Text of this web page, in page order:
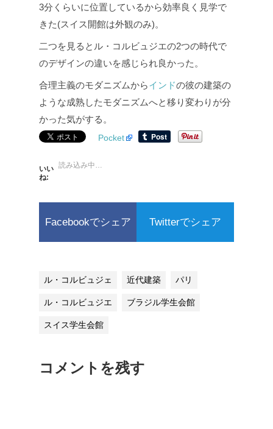
3分くらいに位置しているから効率良く見学で
きた(スイス開館は外観のみ)。
二つを見るとル・コルビュジエの2つの時代で
のデザインの違いを感じられ良かった。
合理主義のモダニズムからインドの彼の建築の
ような成熟したモダニズムへと移り変わりが分
かった気がする。
Pocket
いい
ね:
読み込み中…
Facebookでシェア Twitterでシェア
ル・コルビュジェ 近代建築 パリ
ル・コルビュジエ ブラジル学生会館
スイス学生会館
コメントを残す